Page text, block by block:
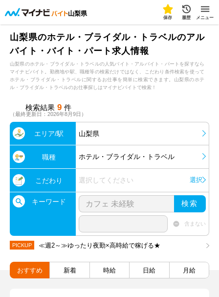
山梨県
保存 履歴 メニュー
山梨県のホテル・ブライダル・トラベルのアル
バイト・バイト・パート求人情報
山梨県のホテル・ブライダル・トラベルの人気バイト・アルバイト・パートを探すなら
マイナビバイト。勤務地や駅、職種等の検索だけではなく、こだわり条件検索を使って
ホテル・ブライダル・トラベルに関するお仕事を簡単に検索できます。山梨県のホテ
ル・ブライダル・トラベルのお仕事探しはマイナビバイトで検索！
検索結果 9 件
（最終更新日：2026年8月9日）
エリア/駅 山梨県
職種 ホテル・ブライダル・トラベル
こだわり 選択してください 選択
キーワード 検索
含まない
PICKUP ≪週2～≫ゆったり夜勤×高時給で稼げる★
おすすめ 新着 時給 日給 月給